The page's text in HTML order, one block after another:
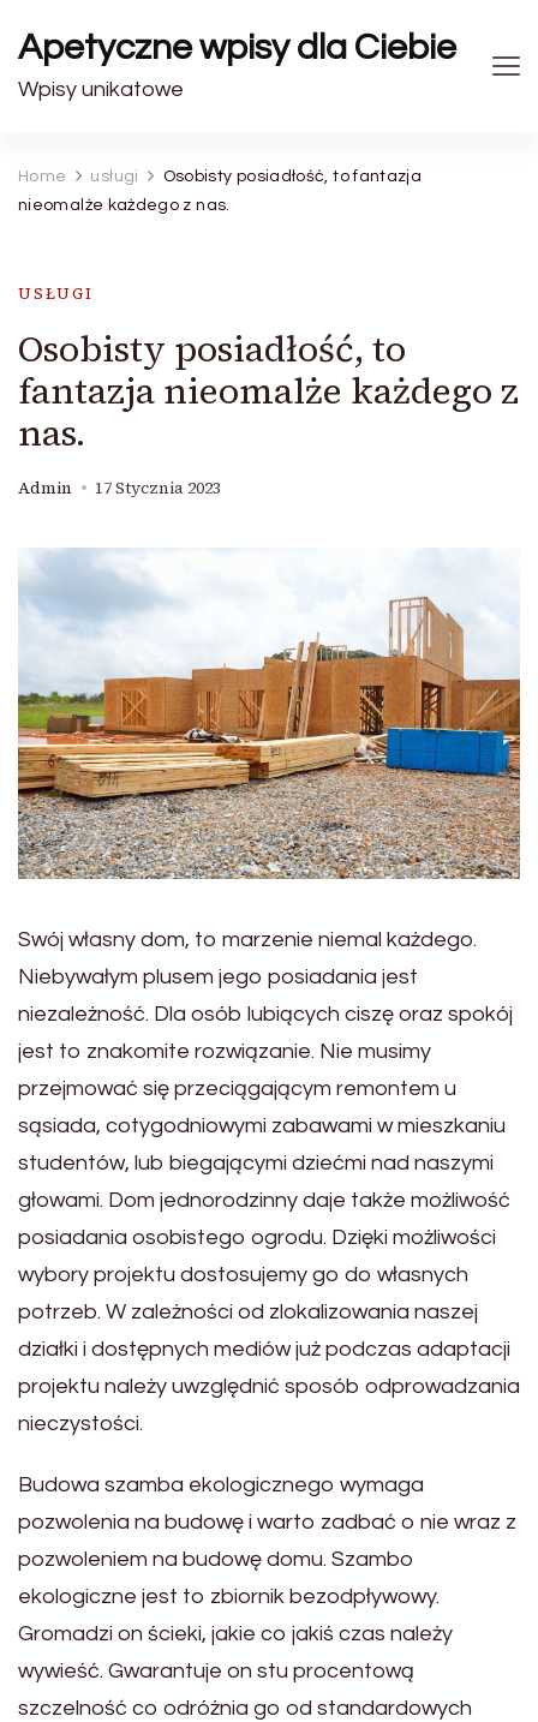
Apetyczne wpisy dla Ciebie
Wpisy unikatowe
Home usługi
Osobisty posiadłość, to fantazja
nieomalże każdego z nas.
USŁUGI
Osobisty posiadłość, to
fantazja nieomalże każdego z
nas.
Admin 17 Stycznia 2023
Swój własny dom, to marzenie niemal każdego.
Niebywałym plusem jego posiadania jest
niezależność. Dla osób lubiących ciszę oraz spokój
jest to znakomite rozwiązanie. Nie musimy
przejmować się przeciągającym remontem u
sąsiada, cotygodniowymi zabawami w mieszkaniu
studentów, lub biegającymi dziećmi nad naszymi
głowami. Dom jednorodzinny daje także możliwość
posiadania osobistego ogrodu. Dzięki możliwości
wybory projektu dostosujemy go do własnych
potrzeb. W zależności od zlokalizowania naszej
działki i dostępnych mediów już podczas adaptacji
projektu należy uwzględnić sposób odprowadzania
nieczystości.
Budowa szamba ekologicznego wymaga
pozwolenia na budowę i warto zadbać o nie wraz z
pozwoleniem na budowę domu. Szambo
ekologiczne jest to zbiornik bezodpływowy.
Gromadzi on ścieki, jakie co jakiś czas należy
wywieść. Gwarantuje on stu procentową
szczelność co odróżnia go od standardowych